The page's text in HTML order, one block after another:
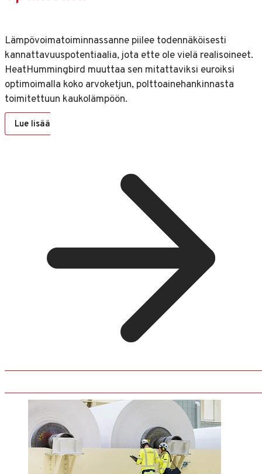
Lämpövoimatoiminnassanne piilee todennäköisesti
kannattavuuspotentiaalia, jota ette ole vielä realisoineet.
HeatHummingbird muuttaa sen mitattaviksi euroiksi
optimoimalla koko arvoketjun, polttoainehankinnasta
toimitettuun kaukolämpöön.
Lue lisää